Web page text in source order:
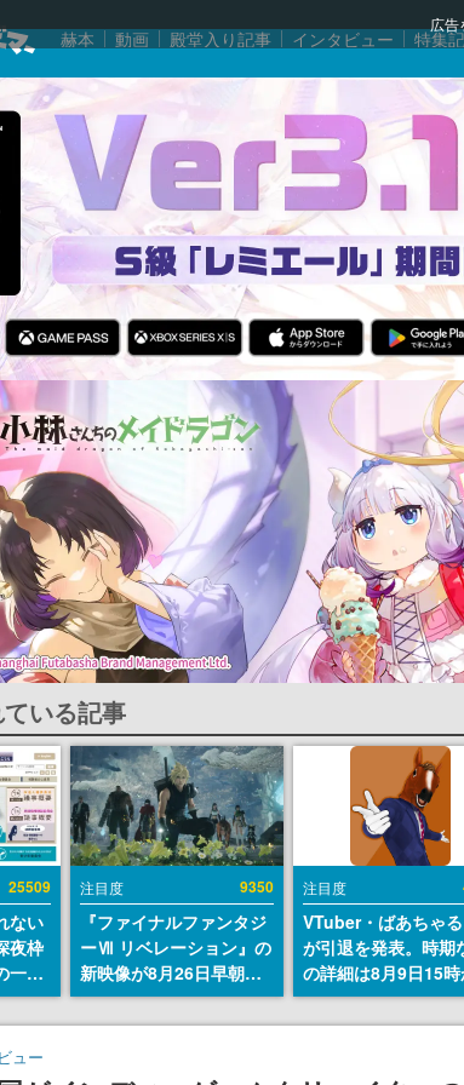
広告
赫本 動画 殿堂入り記事 インタビュー 特集
いる記事
25509
ない
夜枠
一部
薬物
も含
わ
注目度 9350
『ファイナルファンタジ
ーⅦ リベレーション』の
新映像が8月26日早朝に
公開へ。『FF7』リメイ
クシリーズの完結編、
ニングナイトライブにて
注目度
VTuber・ばあちゃ
が引退を発表。時期
の詳細は8月9日15時
の配信で説明
ュー